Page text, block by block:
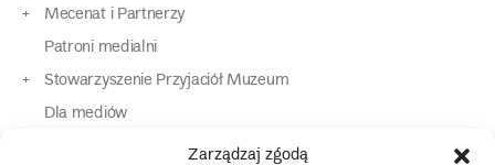
Zarządzaj zgodą
Mecenat i Partnerzy
Patroni medialni
Stowarzyszenie Przyjaciół Muzeum
Dla mediów
Dla osób o specjalnych potrzebach